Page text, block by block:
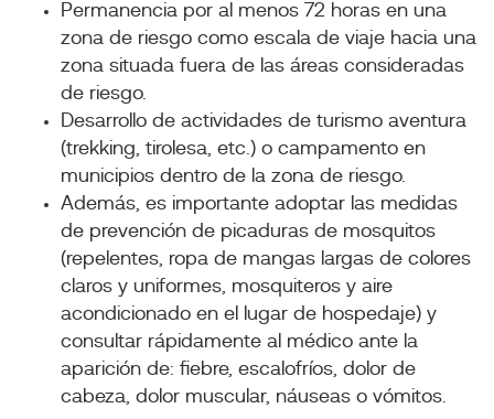
Permanencia por al menos 72 horas en una
zona de riesgo como escala de viaje hacia una
zona situada fuera de las áreas consideradas
de riesgo.
Desarrollo de actividades de turismo aventura
(trekking, tirolesa, etc.) o campamento en
municipios dentro de la zona de riesgo.
Además, es importante adoptar las medidas
de prevención de picaduras de mosquitos
(repelentes, ropa de mangas largas de colores
claros y uniformes, mosquiteros y aire
acondicionado en el lugar de hospedaje) y
consultar rápidamente al médico ante la
aparición de: fiebre, escalofríos, dolor de
cabeza, dolor muscular, náuseas o vómitos.